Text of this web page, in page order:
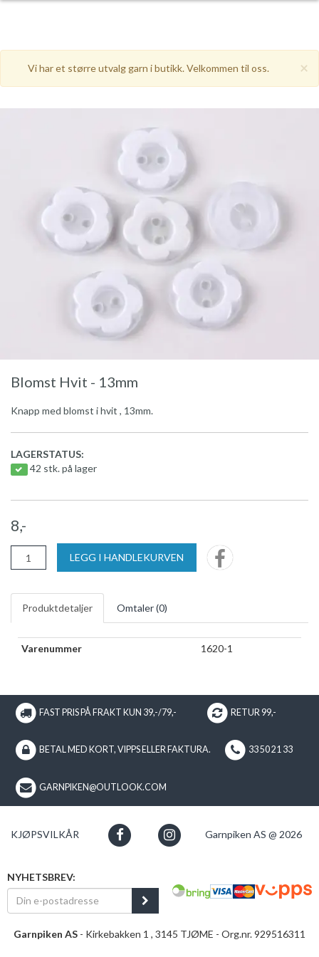
×
Vi har et større utvalg garn i butikk. Velkommen til oss.
Blomst Hvit - 13mm
Knapp med blomst i hvit , 13mm.
LAGERSTATUS:
42 stk. på lager
8,-
LEGG I HANDLEKURVEN
Produktdetaljer Omtaler (0)
Varenummer 1620-1
FAST PRIS PÅ FRAKT KUN 39,-/79,- RETUR 99,-
BETAL MED KORT, VIPPS ELLER FAKTURA. 33 50 21 33
GARNPIKEN@OUTLOOK.COM
KJØPSVILKÅR Garnpiken AS @ 2026
NYHETSBREV:
Garnpiken AS - Kirkebakken 1 , 3145 TJØME - Org.nr. 929516311